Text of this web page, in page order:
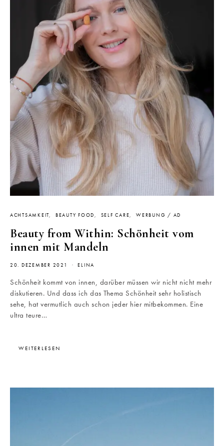
ACHTSAMKEIT BEAUTY FOOD SELF CARE WERBUNG / AD
Beauty from Within: Schönheit vom
innen mit Mandeln
20. DEZEMBER 2021 ELINA
Schönheit kommt von innen, darüber müssen wir nicht nicht mehr
diskutieren. Und dass ich das Thema Schönheit sehr holistisch
sehe, hat vermutlich auch schon jeder hier mitbekommen. Eine
ultra teure…
WEITERLESEN